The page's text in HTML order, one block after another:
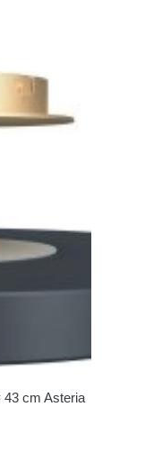
cm Asteria